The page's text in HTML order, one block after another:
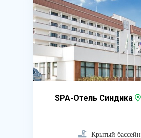
SPA-Отель Синдика
Крытый бассейн